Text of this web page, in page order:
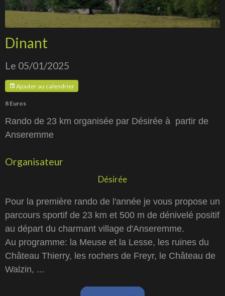
Dinant
Le 05/01/2025
Ajouter au calendrier
8 Euros
Rando de 23 km organisée par Désirée à partir de
Anseremme
Organisateur
Désirée
Pour la première rando de l'année je vous propose un
parcours sportif de 23 km et 500 m de dénivelé positif
au départ du charmant village d'Anseremme.
Au programme: la Meuse et la Lesse, les ruines du
Château Thierry, les rochers de Freyr, le Château de
Walzin, ...